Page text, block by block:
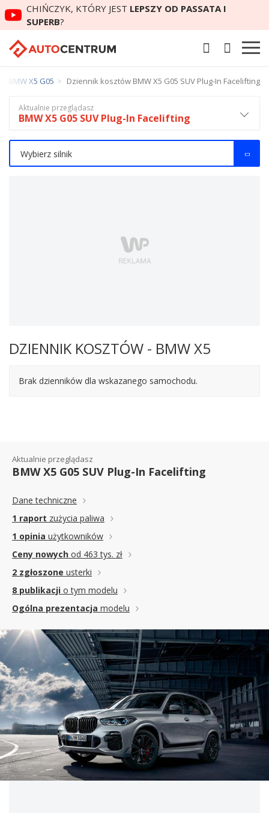
CHIŃCZYK, KTÓRY JEST LEPSZY OD PASSATA I
SUPERB?
BMW X5 G05 Dziennik kosztów BMW X5 G05 SUV Plug-In Facelifting
DZIENNIK KOSZTÓW - BMW X5
Brak dzienników dla wskazanego samochodu.
Aktualnie przeglądasz
BMW X5 G05 SUV Plug-In Facelifting
Wybierz silnik
Aktualnie przeglądasz
BMW X5 G05 SUV Plug-In Facelifting
Dane techniczne
1 raport zużycia paliwa
1 opinia użytkowników
Ceny nowych od 463 tys. zł
2 zgłoszone usterki
8 publikacji o tym modelu
Ogólna prezentacja modelu